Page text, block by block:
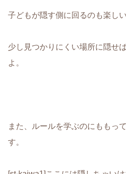
子どもが隠す側に回るのも楽し
少し見つかりにくい場所に隠せ
よ。
また、 ルールを学ぶのにももっ
す。